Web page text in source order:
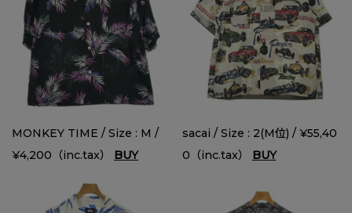
MONKEY TIME / Size : M /
¥4,200（inc.tax） BUY
sacai / Size : 2(M位) / ¥55,40
0（inc.tax） BUY